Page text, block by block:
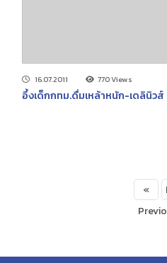
16.07.2011 770 Views
อึ้งเด็กกทม.ดื่มเหล้าหนัก-เดลินิวส์
«